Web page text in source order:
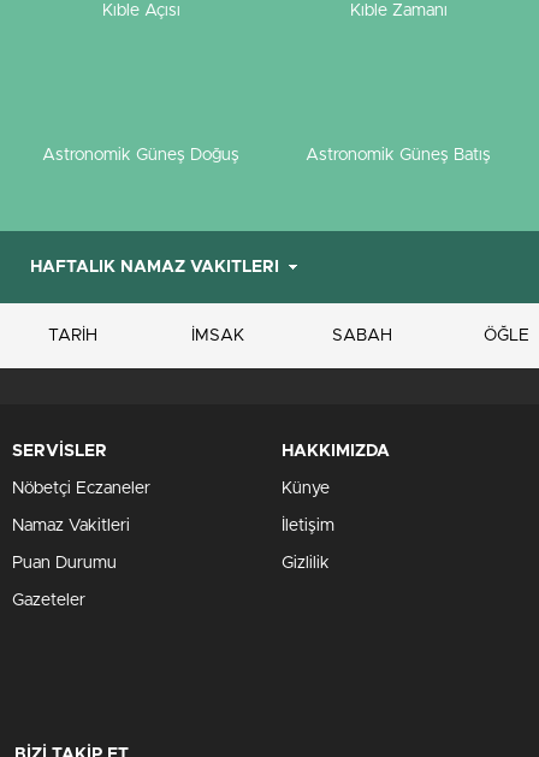
Kıble Açısı Kıble Zamanı
Astronomik Güneş Doğuş Astronomik Güneş Batış
TARİH İMSAK SABAH ÖĞLE
SERVİSLER
Nöbetçi Eczaneler
Namaz Vakitleri
Puan Durumu
Gazeteler
HAKKIMIZDA
Künye
İletişim
Gizlilik